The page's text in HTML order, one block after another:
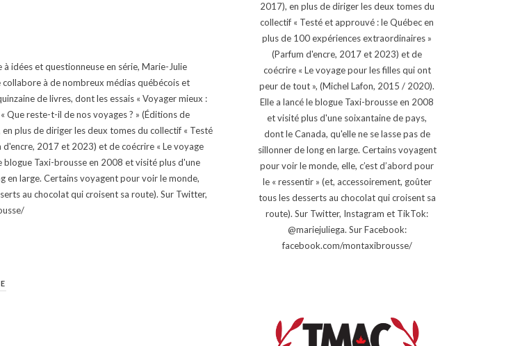
idées et questionneuse en série, Marie-Julie
à de nombreux médias québécois et
de livres, dont les essais « Voyager mieux :
Que reste-t-il de nos voyages ? » (Éditions de
plus de diriger les deux tomes du collectif « Testé
2017 et 2023) et de coécrire « Le voyage
Taxi-brousse en 2008 et visité plus d'une
en large. Certains voyagent pour voir le monde,
au chocolat qui croisent sa route). Sur Twitter,
2017), en plus de diriger les deux tomes du
collectif « Testé et approuvé : le Québec en
plus de 100 expériences extraordinaires »
(Parfum d'encre, 2017 et 2023) et de
coécrire « Le voyage pour les filles qui ont
peur de tout », (Michel Lafon, 2015 / 2020).
Elle a lancé le blogue Taxi-brousse en 2008
et visité plus d'une soixantaine de pays,
dont le Canada, qu'elle ne se lasse pas de
sillonner de long en large. Certains voyagent
pour voir le monde, elle, c’est d’abord pour
le « ressentir » (et, accessoirement, goûter
tous les desserts au chocolat qui croisent sa
route). Sur Twitter, Instagram et TikTok:
@mariejuliega. Sur Facebook:
facebook.com/montaxibrousse/